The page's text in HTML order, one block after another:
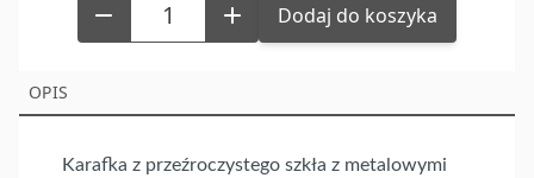
Dodaj do koszyka
OPIS
Karafka z przeźroczystego szkła z metalowymi